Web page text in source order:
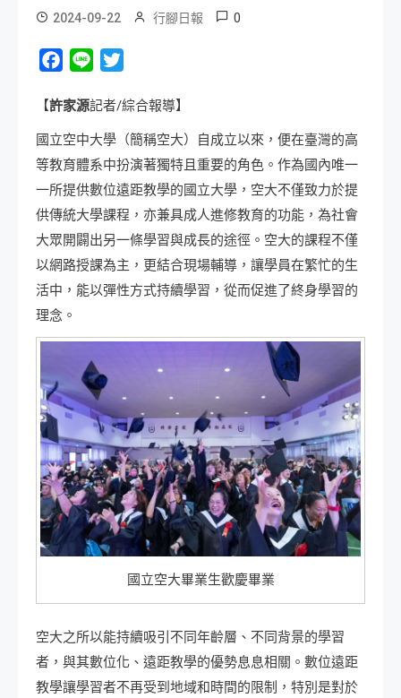
2024-09-22 行腳日報 0
Facebook
Line
【許家源記者/綜合報導】
國立空中大學（簡稱空大）自成立以來，便在臺灣的高
等教育體系中扮演著獨特且重要的角色。作為國內唯一
一所提供數位遠距教學的國立大學，空大不僅致力於提
供傳統大學課程，亦兼具成人進修教育的功能，為社會
大眾開闢出另一條學習與成長的途徑。空大的課程不僅
以網路授課為主，更結合現場輔導，讓學員在繁忙的生
活中，能以彈性方式持續學習，從而促進了終身學習的
理念。
國立空大畢業生歡慶畢業
空大之所以能持續吸引不同年齡層、不同背景的學習
者，與其數位化、遠距教學的優勢息息相關。數位遠距
教學讓學習者不再受到地域和時間的限制，特別是對於